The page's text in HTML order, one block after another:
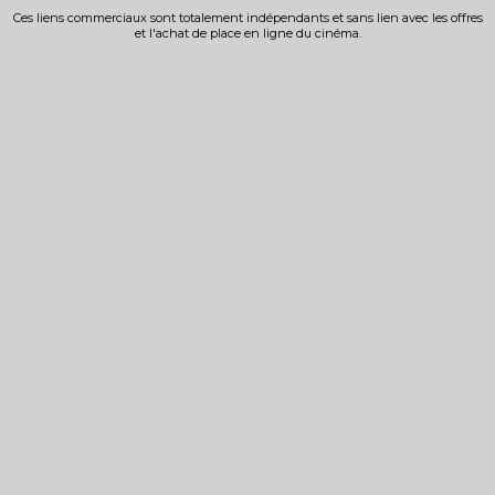
Ces liens commerciaux sont totalement indépendants et sans lien avec les offres
et l'achat de place en ligne du cinéma.